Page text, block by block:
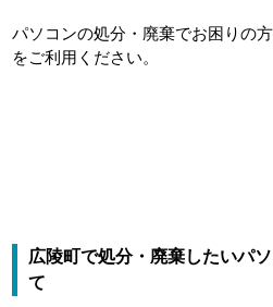
パソコンの処分・廃棄でお困りの
をご利用ください。
広陵町で処分・廃棄したいパ
て